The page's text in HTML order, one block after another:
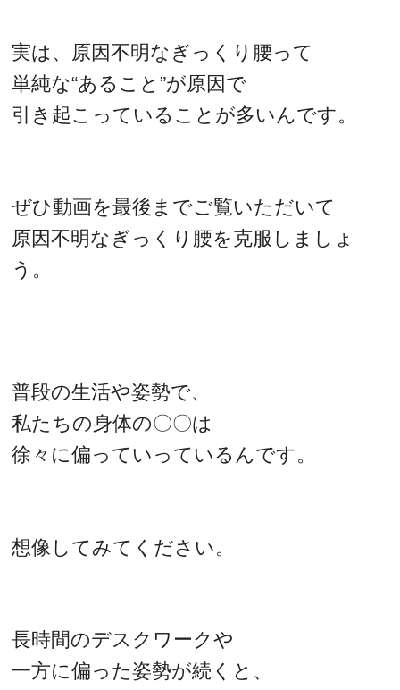
実は、原因不明なぎっくり腰って
単純な“あること”が原因で
引き起こっていることが多いんです。
ぜひ動画を最後までご覧いただいて
原因不明なぎっくり腰を克服しましょ
う。
普段の生活や姿勢で、
私たちの身体の〇〇は
徐々に偏っていっているんです。
想像してみてください。
長時間のデスクワークや
一方に偏った姿勢が続くと、